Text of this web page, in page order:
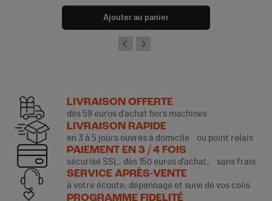
Ajouter au panier
LIVRAISON OFFERTE
dès 59 euros d’achat hors machines
LIVRAISON RAPIDE
en 3 à 5 jours ouvrés à domicile ou point relais
PAIEMENT EN 3 / 4 FOIS
sécurisé SSL, dès 150 euros d’achat, sans frais
SERVICE APRÈS-VENTE
à votre écoute, dépannage et suivi de vos colis
PROGRAMME FIDELITÉ